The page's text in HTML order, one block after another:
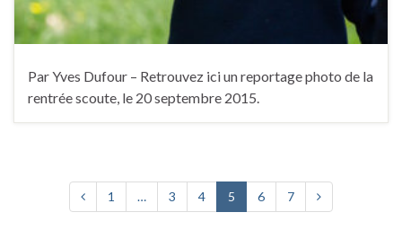
Par Yves Dufour – Retrouvez ici un reportage photo de la
rentrée scoute, le 20 septembre 2015.
1 … 3 4 5 6 7